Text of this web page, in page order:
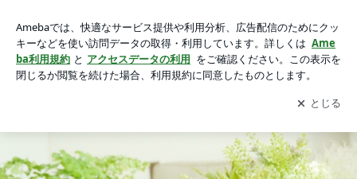
アプリをダウンロードして ブログの更新通知
を受け取りまし
ょう。
開く